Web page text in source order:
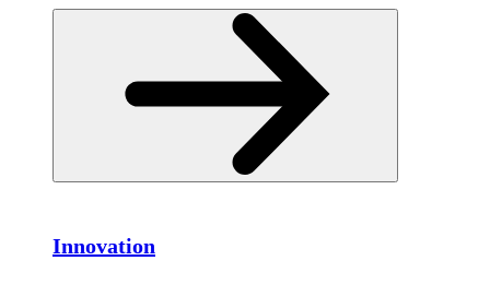
Innovation